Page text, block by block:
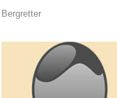
Bergretter